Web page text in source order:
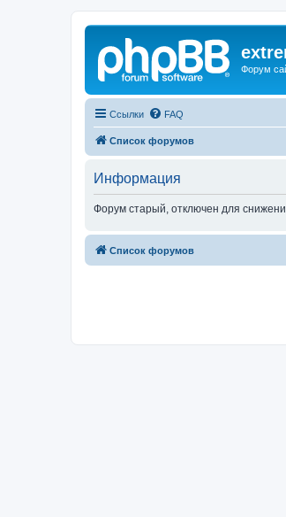
Форум
Ссылки FAQ
Список форумов
Информация
Форум старый, отключен для
Список форумов